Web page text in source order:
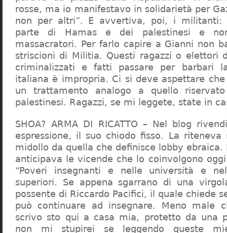
rosse, ma io manifestavo in solidarietà per
non per altri”. E avvertiva, poi, i militanti:
parte di Hamas e dei palestinesi e
massacratori. Per farlo capire a Gianni non
striscioni di Militia. Questi ragazzi o elettori
criminalizzati e fatti passare per barbari
italiana è impropria. Ci si deve aspettare
un trattamento analogo a quello
palestinesi. Ragazzi, se mi leggete, state in
SHOA? ARMA DI RICATTO – Nel blog
espressione, il suo chiodo fisso. La
midollo da quella che definisce lobby ebraica.
anticipava le vicende che lo coinvolgono
“Poveri insegnanti e nelle università e
superiori. Se appena sgarrano di una
possente di Riccardo Pacifici, il quale chiede
può continuare ad insegnare. Meno male
scrivo sto qui a casa mia, protetto da una
non mi stupirei se leggendo queste